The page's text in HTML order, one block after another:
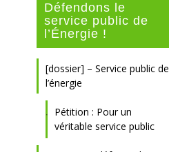
Défendons le
service public de
l’Énergie !
[dossier] – Service public de
l’énergie
Pétition : Pour un
véritable service public